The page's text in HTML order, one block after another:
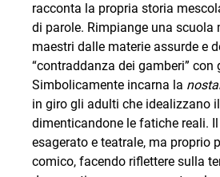
racconta la propria storia
di parole. Rimpiange una scuola
maestri dalle materie assurde e
“contraddanza dei gamberi” con
Simbolicamente incarna la
in giro gli adulti che idealizzano
dimenticandone le fatiche reali.
esagerato e teatrale, ma proprio
comico, facendo riflettere sulla